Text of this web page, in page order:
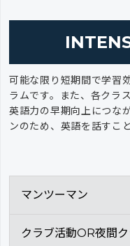
可能な限り短期間で学習
ラムです。また、各クラ
英語力の早期向上につな
ンのため、英語を話すこ
マンツーマン
クラブ活動OR夜間